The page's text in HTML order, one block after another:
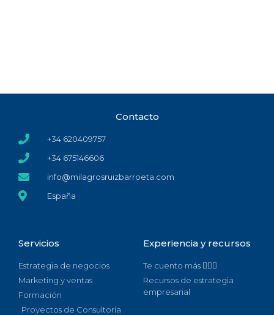
Contacto
+34 620409757
+34 675146606
info@milagrosruizbarroeta.com
España
Servicios
Estrategia de negocios
Marketing y ventas
Formación
Proyectos de Consultoría
Experiencia y recursos
Te cuento más 🙋🏻‍♀️
Recursos de estrategia
empresarial